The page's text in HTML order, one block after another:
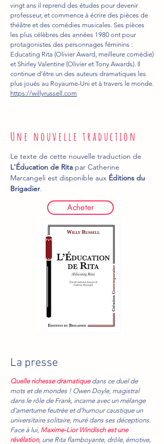
vingt ans il reprend des études pour devenir
professeur, et commence à écrire des pièces de
théâtre et des comédies musicales. Ses pièces
les plus célèbres des années 1980 ont pour
protagonistes des personnages féminins :
Educating Rita (Olivier Award, meilleure comédie)
et Shirley Valentine (Olivier et Tony Awards). Il
continue d’être un des auteurs dramatiques les
plus joués au Royaume-Uni et à travers le monde.
https://willyrussell.com
Une nouvelle traduction
Le texte de cette nouvelle traduction de
L'Éducation de Rita par Catherine
Marcangeli est disponible aux Éditions du
Brigadier.
Acheter
La presse
Quelle richesse dramatiquedans ce duel de
mots et de mondes ! Owen Doyle, magistral
dans le rôle de Frank, incarne avec un mélange
d'amertume feutrée et d'humour caustique un
universitaire solitaire, muré dans ses déceptions.
Face à lui, Maxime-Lior Windisch est une
révélation, une Rita flamboyante, drôle, émotive,